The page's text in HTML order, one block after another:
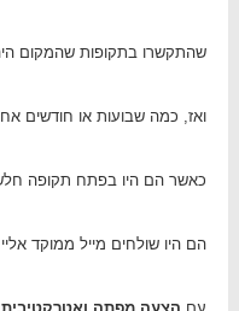
שהתקשרו בתקופות שהמקום
ואז, כמה שבועות או חודשים
כאשר הם היו בפתח תקופה
הם היו שולחים מייל ממוקד